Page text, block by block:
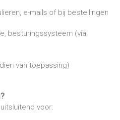
e-mails of bij bestellingen
besturingssysteem (via
van toepassing)
voor: